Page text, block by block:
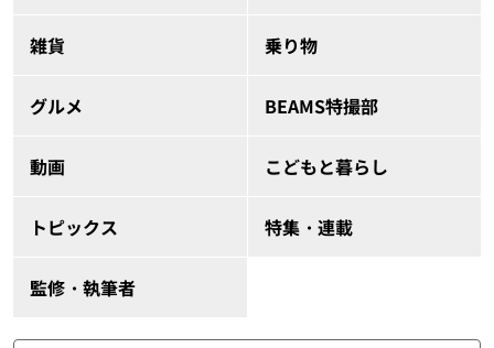
雑貨 乗り物
グルメ BEAMS特撮部
動画 こどもと暮らし
トピックス 特集・連載
監修・執筆者